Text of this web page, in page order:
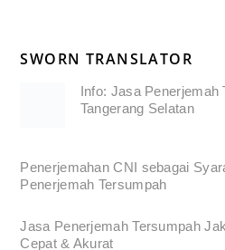
SWORN TRANSLATOR
Info: Jasa Penerjemah
Tangerang Selatan
Penerjemahan CNI sebagai
Penerjemah Tersumpah
Jasa Penerjemah Tersumpah
Cepat & Akurat